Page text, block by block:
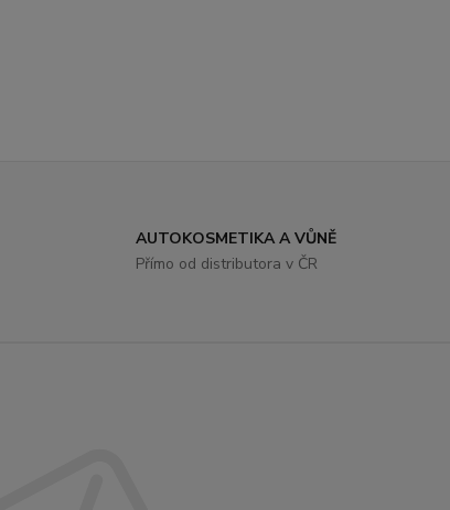
AUTOKOSMETIKA A VŮNĚ
Přímo od distributora v ČR